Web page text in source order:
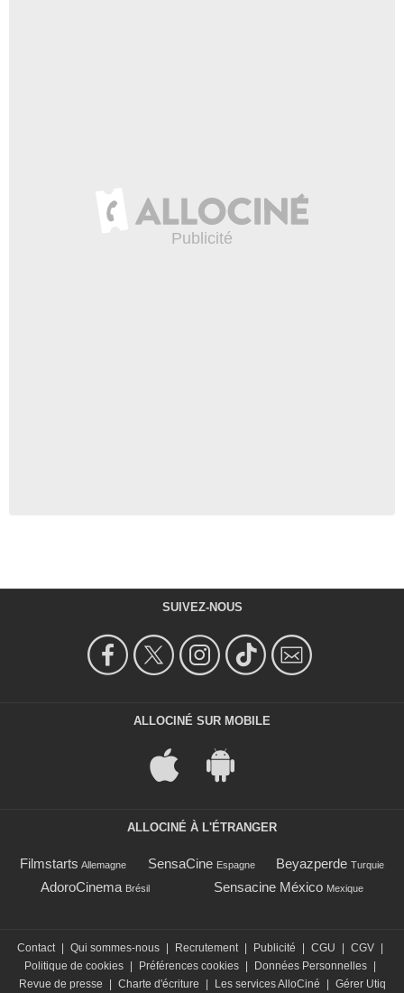
SUIVEZ-NOUS
ALLOCINÉ SUR MOBILE
ALLOCINÉ À L'ÉTRANGER
Filmstarts Allemagne SensaCine Espagne Beyazperde Turquie
AdoroCinema Brésil Sensacine México Mexique
Contact Qui sommes-nous Recrutement Publicité CGU CGV
Politique de cookies
Préférences cookies Données Personnelles
Revue de presse
Charte d'écriture Les services AlloCiné Gérer Utiq